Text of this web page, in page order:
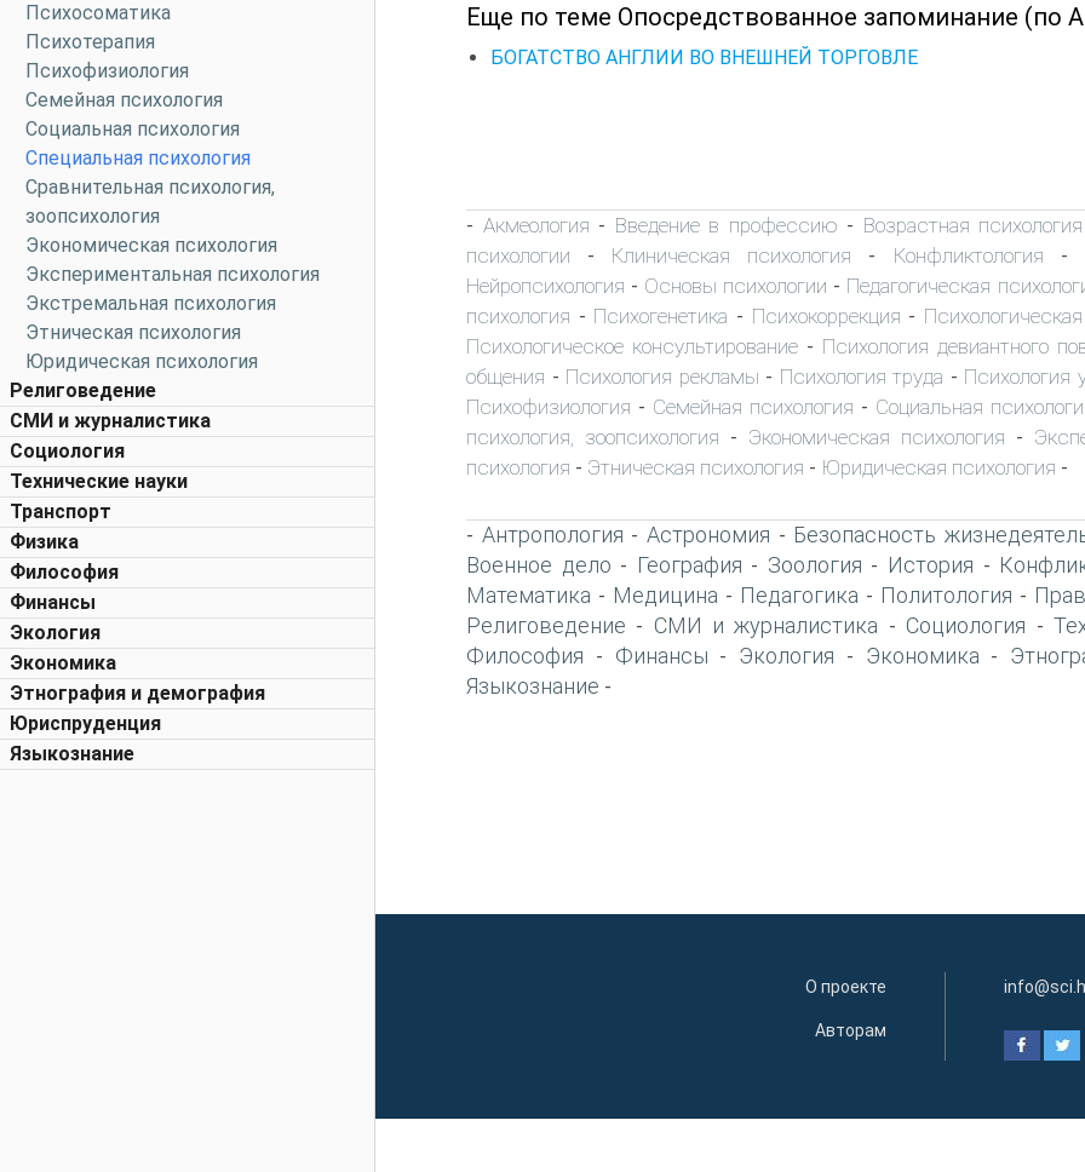
Психосоматика
Психотерапия
Психофизиология
Семейная психология
Социальная психология
Специальная психология
Сравнительная психология,
зоопсихология
Экономическая психология
Экспериментальная психология
Экстремальная психология
Этническая психология
Юридическая психология
Религоведение
СМИ и журналистика
Социология
Технические науки
Транспорт
Физика
Философия
Финансы
Экология
Экономика
Этнография и демография
Юриспруденция
Языкознание
Еще по теме Опосредствованное запоминание (по
БОГАТСТВО АНГЛИИ ВО ВНЕШНЕЙ ТОРГОВЛЕ
- Акмеология - Введение в профессию - Возрастная психология
психологии - Клиническая психология - Конфликтология -
Нейропсихология - Основы психологии - Педагогическая
психология - Психогенетика - Психокоррекция -
Психологическое консультирование- Психология девиантного
общения - Психология рекламы - Психология труда - Психология
Психофизиология - Семейная психология - Социальная
психология, зоопсихология - Экономическая психология -
психология - Этническая психология - Юридическая психология -
- Антропология -Астрономия - Безопасность
Военное дело - География - Зоология - История -
Математика - Медицина - Педагогика - Политология -
Религоведение - СМИ и журналистика - Социология -
Философия - Финансы - Экология - Экономика -
Языкознание -
О проекте
Авторам